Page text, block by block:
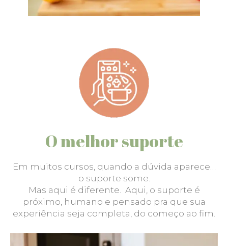
O melhor suporte
Em muitos cursos, quando a dúvida aparece…
o suporte some.
Mas aqui é diferente. Aqui, o suporte é
próximo, humano e pensado pra que sua
experiência seja completa, do começo ao fim.